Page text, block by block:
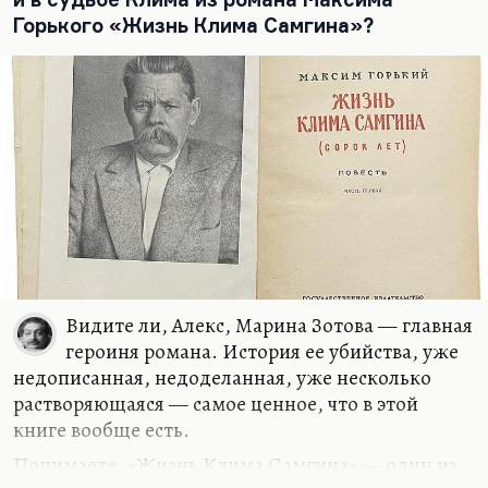
Гордеева», или наслаждаться советским
канонам. Легче всего сказать, что великое
произведение — это «Жизнь Клима Самгина».
Ну, оно просто очень большое, и прежде всего
потому, что там действительно, начиная с
третьего тома, иссякает энергия повествования,
как и в большинстве советских эпопей. Они все
увязли. Один Шолохов с казачьим упорством
сумел дотянуть до финала «Тихий дон», у всех
остальных увязла в…
Горького «Жизнь Клима Самгина»?
Видите ли, Алекс, Марина Зотова — главная
героиня романа. История ее убийства, уже
недописанная, недоделанная, уже несколько
растворяющаяся — самое ценное, что в этой
книге вообще есть.
Понимаете, «Жизнь Клима Самгина» — один из